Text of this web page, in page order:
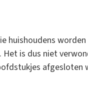
huishoudens
is dus niet
afgesloten